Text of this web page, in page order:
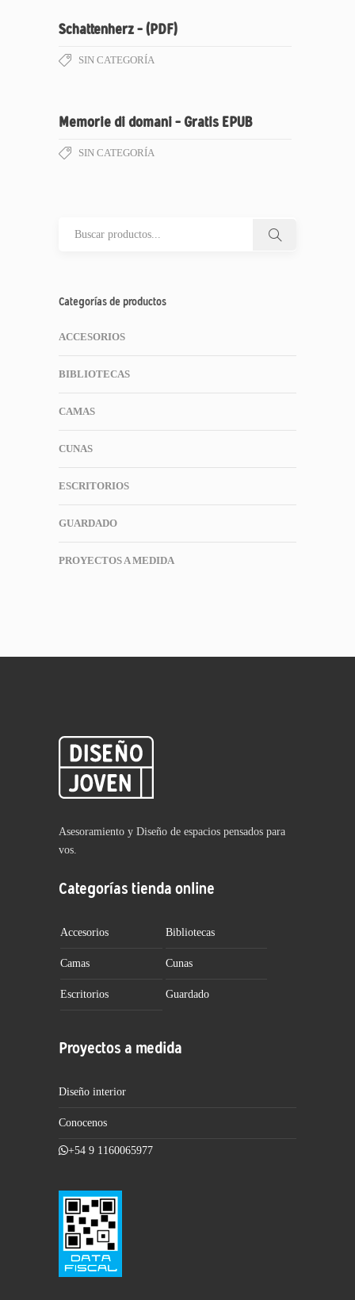
Schattenherz – (PDF)
SIN CATEGORÍA
Memorie di domani – Gratis EPUB
SIN CATEGORÍA
Categorías de productos
ACCESORIOS
BIBLIOTECAS
CAMAS
CUNAS
ESCRITORIOS
GUARDADO
PROYECTOS A MEDIDA
Asesoramiento y Diseño de espacios pensados para
vos.
Categorías tienda online
Accesorios Bibliotecas
Camas Cunas
Escritorios Guardado
Proyectos a medida
Diseño interior
Conocenos
+54 9 1160065977